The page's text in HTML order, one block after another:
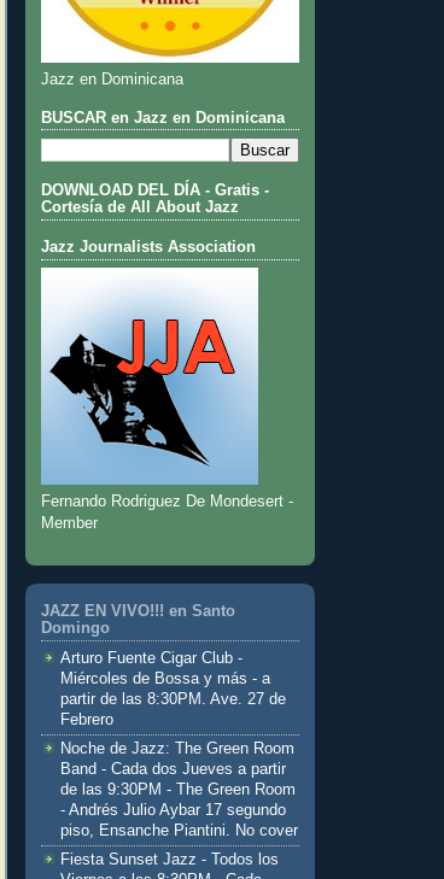
Jazz en Dominicana
BUSCAR en Jazz en Dominicana
DOWNLOAD DEL DÍA - Gratis -
Cortesía de All About Jazz
Jazz Journalists Association
Fernando Rodriguez De Mondesert -
Member
JAZZ EN VIVO!!! en Santo
Domingo
Arturo Fuente Cigar Club -
Miércoles de Bossa y más - a
partir de las 8:30PM. Ave. 27 de
Febrero
Noche de Jazz: The Green Room
Band - Cada dos Jueves a partir
de las 9:30PM - The Green Room
- Andrés Julio Aybar 17 segundo
piso, Ensanche Piantini. No cover
Fiesta Sunset Jazz - Todos los